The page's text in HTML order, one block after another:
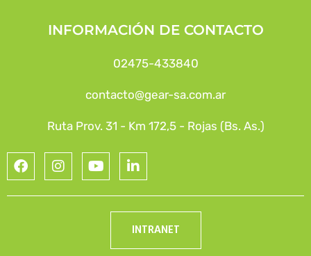
INFORMACIÓN DE CONTACTO
02475-433840
contacto@gear-sa.com.ar
Ruta Prov. 31 - Km 172,5 - Rojas (Bs. As.)
INTRANET